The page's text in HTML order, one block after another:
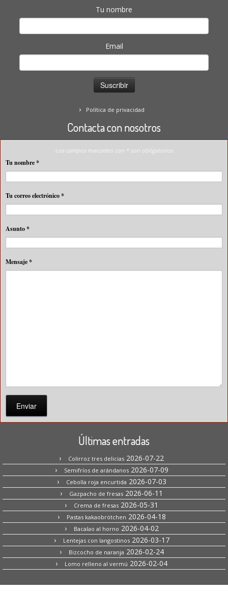
Tu nombre
Email
Política de privacidad
Contacta con nosotros
Los campos marcados con * son obligatorios
Tu nombre*
Tu correo electrónico*
Asunto*
Mensaje*
Enviar
Últimas entradas
Colirroz tres delicias 2026-07-22
Semifríos de arándanos 2026-07-09
Cebolla roja encurtida 2026-07-03
Gazpacho de fresas 2026-06-11
Crema de fresas 2026-05-31
Pastas kakaobrötchen 2026-04-18
Bacalao al horno 2026-04-02
Lentejas con langostinos 2026-03-17
Bizcocho de naranja 2026-02-24
Lomo relleno al vermú 2026-02-04